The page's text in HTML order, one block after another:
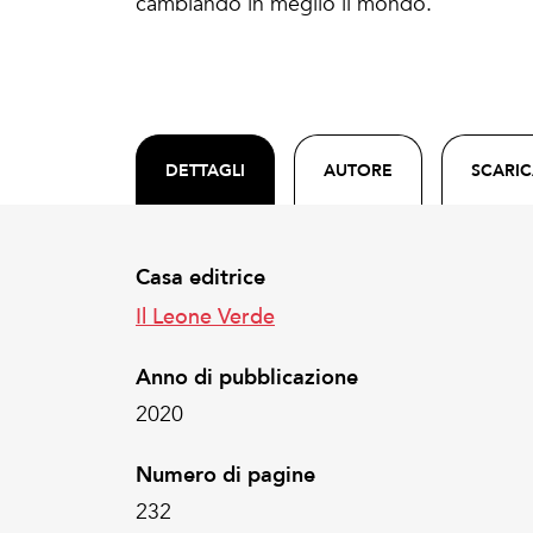
DETTAGLI AUTORE
Casa editrice
Il Leone Verde
Anno di pubblicazione
2020
Numero di pagine
232